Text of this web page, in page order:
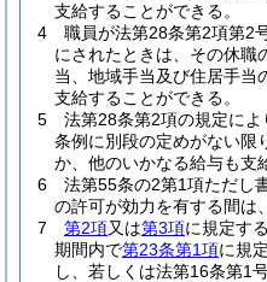
支給することができる。
4
職員が法第28条第2項第2
にされたときは、その休職
当、地域手当及び住居手当
支給することができる。
5
法第28条第2項の規定に
条例に別段の定めがない限
か、他のいかなる給与も支
6
法第55条の2第1項ただし
の許可が効力を有する間は
7
第2項又は第3項に規定す
期間内で第23条第1項に規
し、若しくは法第16条第1